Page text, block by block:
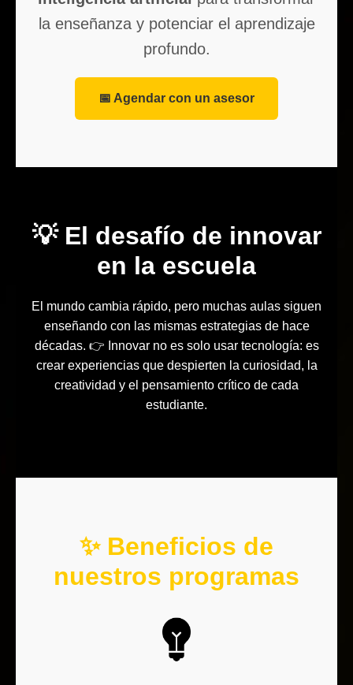
la enseñanza y potenciar el aprendizaje
profundo.
📅 Agendar con un asesor
💡 El desafío de innovar
en la escuela
El mundo cambia rápido, pero muchas aulas siguen
enseñando con las mismas estrategias de hace
décadas. 👉 Innovar no es solo usar tecnología: es
crear experiencias que despierten la curiosidad, la
creatividad y el pensamiento crítico de cada
estudiante.
✨ Beneficios de
nuestros programas